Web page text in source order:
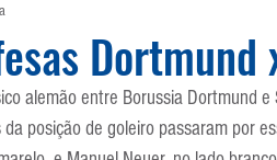
da Semana Deslocamento
Dortmund
alemão entre Borussia Dortmund
posição de goleiro passaram por